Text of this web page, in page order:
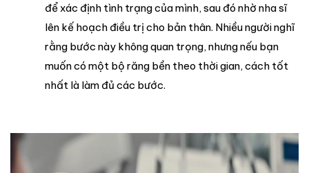
để xác định tình trạng của mình, sau đó nhờ nha sĩ
lên kế hoạch điều trị cho bản thân. Nhiều người nghĩ
rằng bước này không quan trọng, nhưng nếu bạn
muốn có một bộ răng bền theo thời gian, cách tốt
nhất là làm đủ các bước.